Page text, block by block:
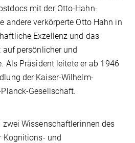
mit der Otto-Hahn-
andere verkörperte Otto Hahn in
Exzellenz und das
persönlicher und
Als Präsident leitete er ab 1946
der Kaiser-Wilhelm-
Gesellschaft.
Wissenschaftlerinnen des
Kognitions- und